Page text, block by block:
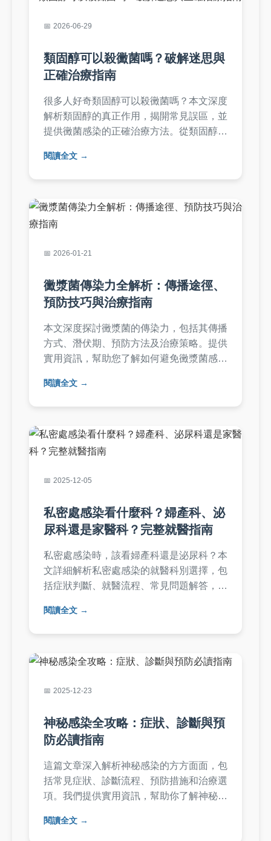
2026-06-29
類固醇可以殺黴菌嗎？破解迷思與
正確治療指南
很多人好奇類固醇可以殺黴菌嗎？本文深度
解析類固醇的真正作用，揭開常見誤區，並
提供黴菌感染的正確治療方法。從類固醇的
指南幫助您避免錯誤用藥，保障健康。
閱讀全文
2026-01-21
黴漿菌傳染力全解析：傳播途徑、
預防技巧與治療指南
本文深度探討黴漿菌的傳染力，包括其傳播
方式、潛伏期、預防方法及治療策略。提供
實用資訊，幫助您了解如何避免黴漿菌感
療工作者參考。內容基於醫學知識與個人經
閱讀全文
2025-12-05
私密處感染看什麼科？婦產科、泌
尿科還是家醫科？完整就醫指南
私密處感染時，該看婦產科還是泌尿科？本
文詳細解析私密處感染的就醫科別選擇，包
括症狀判斷、就醫流程、常見問題解答，幫
療，提供實用建議和預防方法，讓您不再困
閱讀全文
2025-12-23
神秘感染全攻略：症狀、診斷與預
防必讀指南
這篇文章深入解析神秘感染的方方面面，包
括常見症狀、診斷流程、預防措施和治療選
項。我們提供實用資訊，幫助你了解神秘感
你在面對健康風險時更有準備。內容涵蓋日
閱讀全文